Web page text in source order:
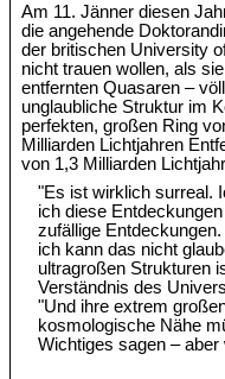
Am 11. Jänner diesen
die angehende
der britischen University
nicht trauen wollen, als
entfernten Quasaren –
unglaubliche Struktur im
perfekten, großen Ring
Milliarden Lichtjahren
von 1,3 Milliarden
"Es ist wirklich surreal.
ich diese
zufällige
ich kann das nicht
ultragroßen Strukturen
Verständnis des
"Und ihre extrem
kosmologische Nähe
Wichtiges sagen –